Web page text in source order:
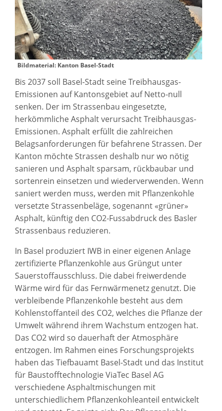
Bildmaterial: Kanton Basel-Stadt
Bis 2037 soll Basel-Stadt seine Treibhausgas-
Emissionen auf Kantonsgebiet auf Netto-null
senken. Der im Strassenbau eingesetzte,
herkömmliche Asphalt verursacht Treibhausgas-
Emissionen. Asphalt erfüllt die zahlreichen
Belagsanforderungen für befahrene Strassen. Der
Kanton möchte Strassen deshalb nur wo nötig
sanieren und Asphalt sparsam, rückbaubar und
sortenrein einsetzen und wiederverwenden. Wenn
saniert werden muss, werden mit Pflanzenkohle
versetzte Strassenbeläge, sogenannt «grüner»
Asphalt, künftig den CO2-Fussabdruck des Basler
Strassenbaus reduzieren.
In Basel produziert IWB in einer eigenen Anlage
zertifizierte Pflanzenkohle aus Grüngut unter
Sauerstoffausschluss. Die dabei freiwerdende
Wärme wird für das Fernwärmenetz genutzt. Die
verbleibende Pflanzenkohle besteht aus dem
Kohlenstoffanteil des CO2, welches die Pflanze der
Umwelt während ihrem Wachstum entzogen hat.
Das CO2 wird so dauerhaft der Atmosphäre
entzogen. Im Rahmen eines Forschungsprojekts
haben das Tiefbauamt Basel-Stadt und das Institut
für Baustofftechnologie ViaTec Basel AG
verschiedene Asphaltmischungen mit
unterschiedlichem Pflanzenkohleanteil entwickelt